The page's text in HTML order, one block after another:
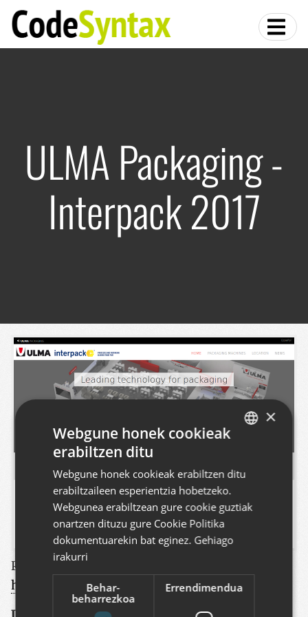
ULMA Packaging -
Interpack 2017
Proiektu hau ikusi
http://www.ulmapackaging.com/interpack/
SPANISH
ENGLISH
×
Webgune honek cookieak
erabiltzen ditu
Webgune honek cookieak erabiltzen ditu
erabiltzaileen esperientzia hobetzeko.
Webgunea erabiltzean gure cookie guztiak
onartzen dituzu gure Cookie Politika
dokumentuarekin bat eginez. Gehiago
irakurri
Behar-
beharrezkoa
Errendimendua